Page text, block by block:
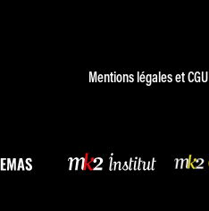
Mentions légales et CGU